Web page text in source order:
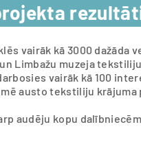
vairāk kā 3000 dažāda
Limbažu muzeja
vairāk kā 100
austo tekstiliju
audēju kopu